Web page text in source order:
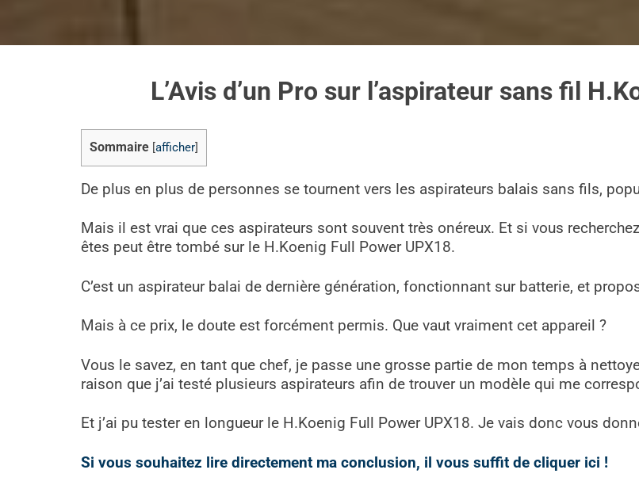
L’Avis d’un Pro sur l’aspirateur sans fil
Sommaire afficher
De plus en plus de personnes se tournent vers les aspirateurs balais sans fils,
Mais il est vrai que ces aspirateurs sont souvent très onéreux. Et si vous
êtes peut être tombé sur le H.Koenig Full Power UPX18.
C’est un aspirateur balai de dernière génération, fonctionnant sur batterie, et
Mais à ce prix, le doute est forcément permis. Que vaut vraiment cet appareil ?
Vous le savez, en tant que chef, je passe une grosse partie de mon temps à
raison que j’ai testé plusieurs aspirateurs afin de trouver un modèle qui me
Et j’ai pu tester en longueur le H.Koenig Full Power UPX18. Je vais donc vous
Si vous souhaitez lire directement ma conclusion, il vous suffit de cliquer ici !